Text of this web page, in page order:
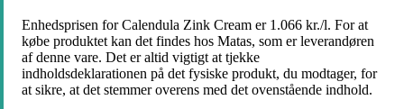
Enhedsprisen for Calendula Zink Cream er 1.066 kr./l. For at
købe produktet kan det findes hos Matas, som er leverandøren
af denne vare. Det er altid vigtigt at tjekke
indholdsdeklarationen på det fysiske produkt, du modtager, for
at sikre, at det stemmer overens med det ovenstående indhold.